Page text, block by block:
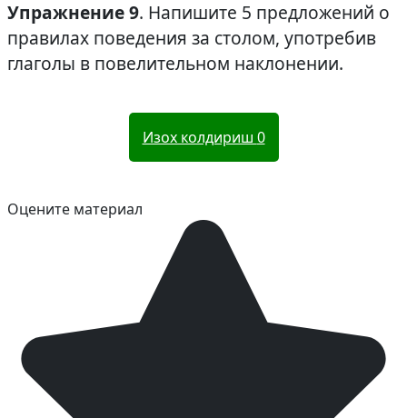
Упражнение 9. Напишите 5 предложений о
правилах поведения за столом, употребив
глаголы в повелительном наклонении.
Изох колдириш 0
Оцените материал